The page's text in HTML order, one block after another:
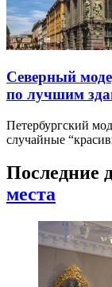
Северный
по лучшим
Петербургский
случайные
Последние
места